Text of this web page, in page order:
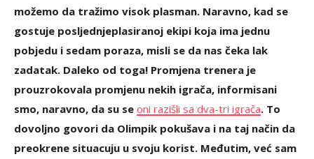
možemo da tražimo visok plasman. Naravno, kad se
gostuje posljednjeplasiranoj ekipi koja ima jednu
pobjedu i sedam poraza, misli se da nas čeka lak
zadatak. Daleko od toga! Promjena trenera je
prouzrokovala promjenu nekih igrača, informisani
smo, naravno, da su se oni razišli sa dva-tri igrača. To
dovoljno govori da Olimpik pokušava i na taj način da
preokrene situacuju u svoju korist. Međutim, već sam